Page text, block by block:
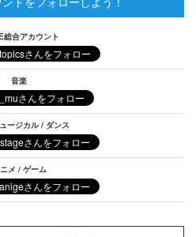
総合アカウント
音楽
ージカル / ダンス
メ / ゲーム